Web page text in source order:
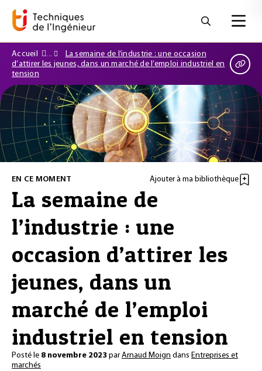
Accueil
La semaine de l’industrie : une occasion
d’attirer les jeunes, dans un marché de l’emploi industriel en
tension
EN CE MOMENT Ajouter à ma bibliothèque
La semaine de
l’industrie : une
occasion d’attirer les
jeunes, dans un
marché de l’emploi
industriel en tension
Posté le 8 novembre 2023 parArnaud Moign dans Entreprises et
marchés